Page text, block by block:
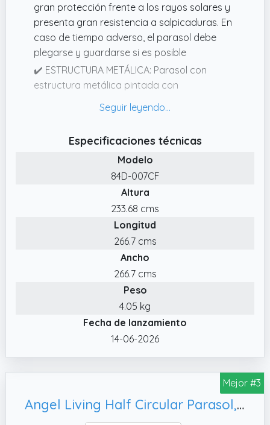
gran protección frente a los rayos solares y
presenta gran resistencia a salpicaduras. En
caso de tiempo adverso, el parasol debe
plegarse y guardarse si es posible
✔️ ESTRUCTURA METÁLICA: Parasol con
estructura metálica pintada con
prolongado y mayor resistencia a la
✔️ CON MANIVELA: Esta sombrilla de pared
de jardín se abre y cierra en cuestión de
segundos gracias al sistema de manivela
ubicado en uno de los costados del poste de
✔️ CONTRA LA PARED: Este parasol
semicircular está especialmente diseñado
para colocar contra una pared, balcón, o
para zonas de tu jardín, patio, terraza, etc.
con necesidades de uso específicas
✔️ MEDIDAS TOTALES: 269x138x236 cm
(LxANxAL); Diámetro del mástil: Ø38 mm; La
base no está incluida
Especificaciones técnicas
Modelo
84D-007CF
Altura
233.68 cms
Longitud
266.7 cms
Ancho
266.7 cms
Peso
4.05 kg
Fecha de lanzamiento
14-06-2026
Mejor #3
Angel Living Half Circular Parasol, Para Jardín Patio Balcón (Beige Claro)